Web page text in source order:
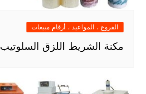
الفروع ، المواعيد ، أرقام مبيعات
مكنة الشريط اللزق السلوتيب